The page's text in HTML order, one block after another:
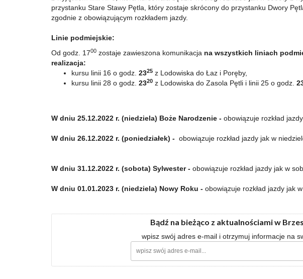
przystanku Stare Stawy Pętla, który zostaje skrócony do przystanku Dwory
zgodnie z obowiązującym rozkładem jazdy.
Linie podmiejskie:
Od godz. 1700 zostaje zawieszona komunikacja na wszystkich liniach
realizacja:
kursu linii 16 o godz. 2325 z Lodowiska do Łaz i Poręby,
kursu linii 28 o godz. 2320 z Lodowiska do Zasola Pętli i linii 25 o godz.
W dniu 25.12.2022 r. (niedziela) Boże Narodzenie - obowiązuje rozkład
W dniu 26.12.2022 r. (poniedziałek) - obowiązuje rozkład jazdy jak w
W dniu 31.12.2022 r. (sobota) Sylwester - obowiązuje rozkład jazdy jak w
W dniu 01.01.2023 r. (niedziela) Nowy Roku - obowiązuje rozkład jazdy jak
Bądź na bieżąco z aktualnościami w
wpisz swój adres e-mail i otrzymuj informacje na